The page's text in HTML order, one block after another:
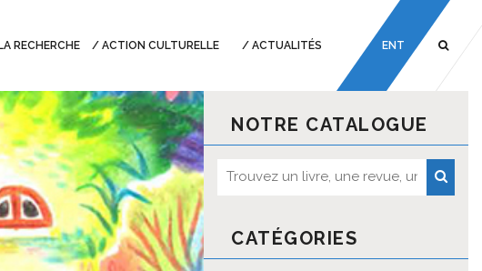
RECHERCHE ACTION CULTURELLE ACTUALITÉS ENT
NOTRE CATALOGUE
CATÉGORIES